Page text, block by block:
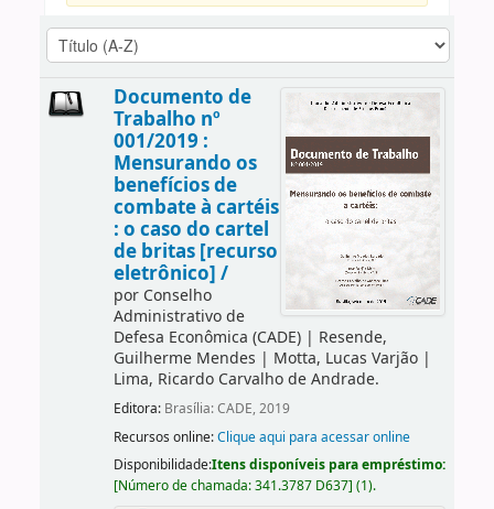
Documento de
Trabalho nº
001/2019 :
Mensurando os
benefícios de
combate à cartéis
: o caso do cartel
de britas [recurso
eletrônico] /
por Conselho
Administrativo de
Defesa Econômica (CADE)| Resende,
Guilherme Mendes | Motta, Lucas Varjão|
Lima, Ricardo Carvalho de Andrade.
Editora: Brasília: CADE, 2019
Recursos online:Clique aqui para acessar online
Disponibilidade:Itens disponíveis para empréstimo:
[Número de chamada:341.3787 D637] (1).